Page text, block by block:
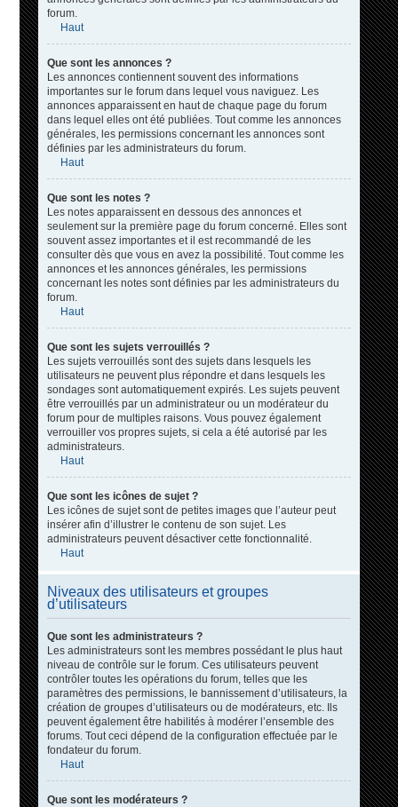
forum.
Haut
Que sont les annonces ?
Les annonces contiennent souvent des informations
importantes sur le forum dans lequel vous naviguez. Les
annonces apparaissent en haut de chaque page du forum
dans lequel elles ont été publiées. Tout comme les annonces
générales, les permissions concernant les annonces sont
définies par les administrateurs du forum.
Haut
Que sont les notes ?
Les notes apparaissent en dessous des annonces et
seulement sur la première page du forum concerné. Elles sont
souvent assez importantes et il est recommandé de les
consulter dès que vous en avez la possibilité. Tout comme les
annonces et les annonces générales, les permissions
concernant les notes sont définies par les administrateurs du
forum.
Haut
Que sont les sujets verrouillés ?
Les sujets verrouillés sont des sujets dans lesquels les
utilisateurs ne peuvent plus répondre et dans lesquels les
sondages sont automatiquement expirés. Les sujets peuvent
être verrouillés par un administrateur ou un modérateur du
forum pour de multiples raisons. Vous pouvez également
verrouiller vos propres sujets, si cela a été autorisé par les
administrateurs.
Haut
Que sont les icônes de sujet ?
Les icônes de sujet sont de petites images que l’auteur peut
insérer afin d’illustrer le contenu de son sujet. Les
administrateurs peuvent désactiver cette fonctionnalité.
Haut
Niveaux des utilisateurs et groupes
d’utilisateurs
Que sont les administrateurs ?
Les administrateurs sont les membres possédant le plus haut
niveau de contrôle sur le forum. Ces utilisateurs peuvent
contrôler toutes les opérations du forum, telles que les
paramètres des permissions, le bannissement d’utilisateurs, la
création de groupes d’utilisateurs ou de modérateurs, etc. Ils
peuvent également être habilités à modérer l’ensemble des
forums. Tout ceci dépend de la configuration effectuée par le
fondateur du forum.
Haut
Que sont les modérateurs ?